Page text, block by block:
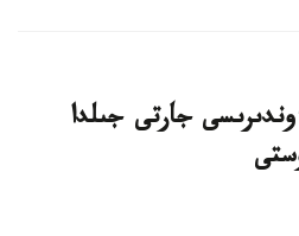
جارتى جىلدا